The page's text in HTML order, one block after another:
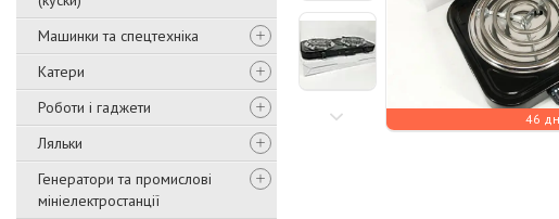
Машинки та спецтехніка
Катери
Роботи і гаджети
Ляльки
Генератори та промислові
мініелектростанції
46